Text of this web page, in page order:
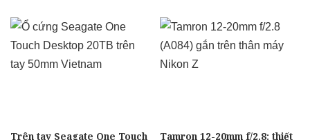
Trên tay Seagate One Touch Tamron 12-20mm f/2.8: thiết